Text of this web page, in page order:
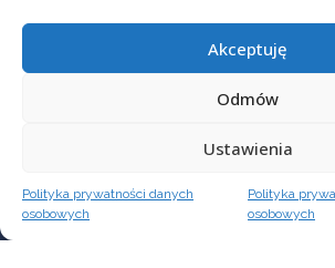
Akceptuję
Odmów
Ustawienia
Polityka prywatności danych
osobowych
Polityka
osobowych
Pikralida sp. z o.o.
contact@pikralida.eu
+48 534 662 201